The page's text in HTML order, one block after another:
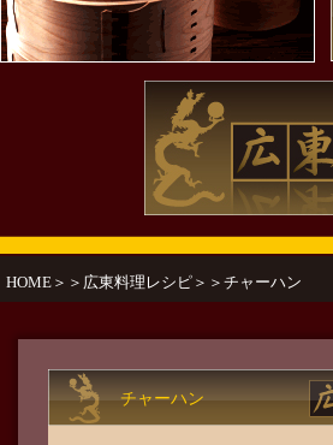
HOME ＞＞ 広東料理レシピ ＞＞チャーハン
チャーハン